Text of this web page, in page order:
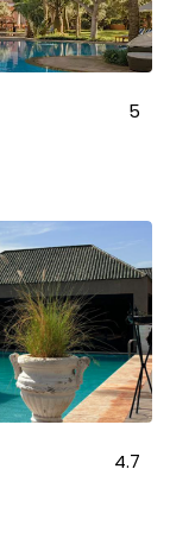
5
4.7